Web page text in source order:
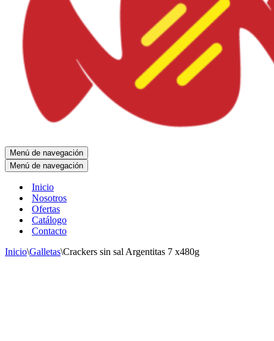
Menú de navegación
Menú de navegación
Inicio
Nosotros
Ofertas
Catálogo
Contacto
Inicio\Galletas\Crackers sin sal Argentitas 7 x480g